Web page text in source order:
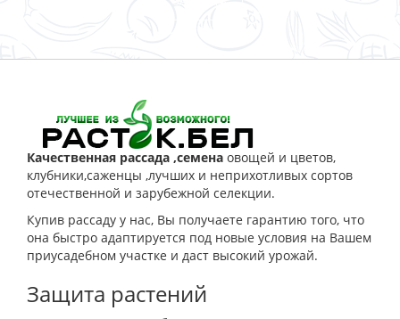
Качественная рассада ,семена овощей и цветов,
клубники,саженцы ,лучших и неприхотливых сортов
отечественной и зарубежной селекции.
Купив рассаду у нас, Вы получаете гарантию того, что
она быстро адаптируется под новые условия на Вашем
приусадебном участке и даст высокий урожай.
Защита растений